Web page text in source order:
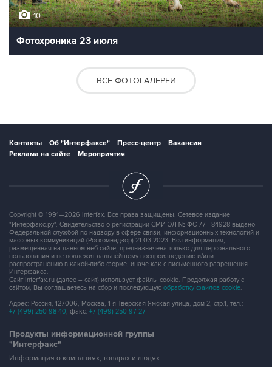
10
Фотохроника 23 июля
ВСЕ ФОТОГАЛЕРЕИ
Контакты Об "Интерфаксе" Пресс-центр
Вакансии
Реклама на сайте
Мероприятия
Copyright © 1991—2026 Interfax. Все права защищены. Сетевое издание
"Интерфакс.ру". Свидетельство о регистрации СМИ ЭЛ № ФС 77 - 84928 выдано
Федеральной службой по надзору в сфере связи, информационных технологий и
массовых коммуникаций (Роскомнадзор) 21.03.2023. Вся информация,
размещенная на данном веб-сайте, предназначена только для персонального
пользования и не подлежит дальнейшему воспроизведению и/или
распространению в какой-либо форме, иначе как с письменного разрешения
Интерфакса.
Сайт Interfax.ru (далее – сайт) использует файлы cookie. Продолжая работу с
сайтом, Вы соглашаетесь на сбор и последующую обработку файлов cookie.
Адрес: Россия, 127006, Москва, 1-я Тверская-Ямская улица, дом 2, стр.1, тел.:
+7 (499) 250-98-40, факс: +7 (499) 250-97-27
Продукты информационной группы
"Интерфакс"
Информация о компаниях, товарах и людях